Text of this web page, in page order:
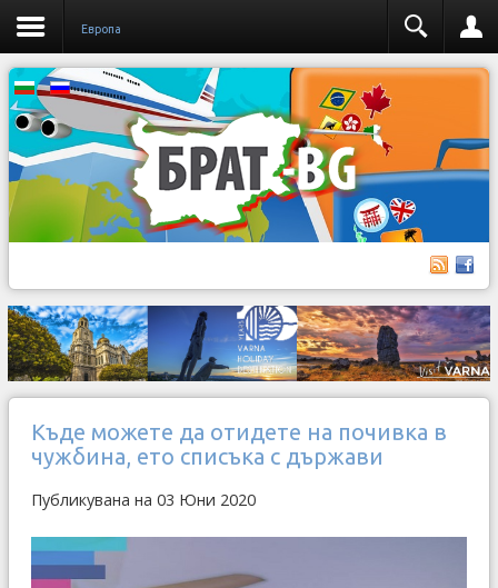
Европа
Къде можете да отидете на почивка в
чужбина, ето списъка с държави
Публикувана на 03 Юни 2020